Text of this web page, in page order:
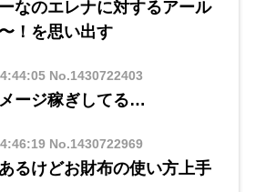
なのエレナに対するアール
！を思い出す
No.1430722403
ージ稼ぎしてる…
No.1430722969
るけどお財布の使い方上手